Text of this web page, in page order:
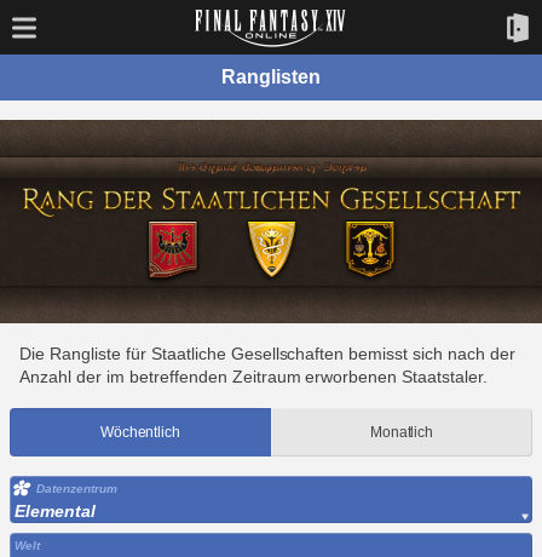
Ranglisten
Die Rangliste für Staatliche Gesellschaften bemisst sich nach der
Anzahl der im betreffenden Zeitraum erworbenen Staatstaler.
Wöchentlich Monatlich
Datenzentrum
Elemental
Welt